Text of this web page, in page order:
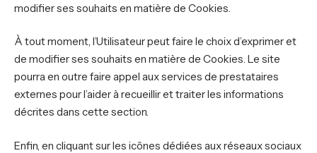
modifier ses souhaits en matière de Cookies.
À tout moment, l’Utilisateur peut faire le choix d’exprimer et
de modifier ses souhaits en matière de Cookies. Le site
pourra en outre faire appel aux services de prestataires
externes pour l’aider à recueillir et traiter les informations
décrites dans cette section.
Enfin, en cliquant sur les icônes dédiées aux réseaux sociaux